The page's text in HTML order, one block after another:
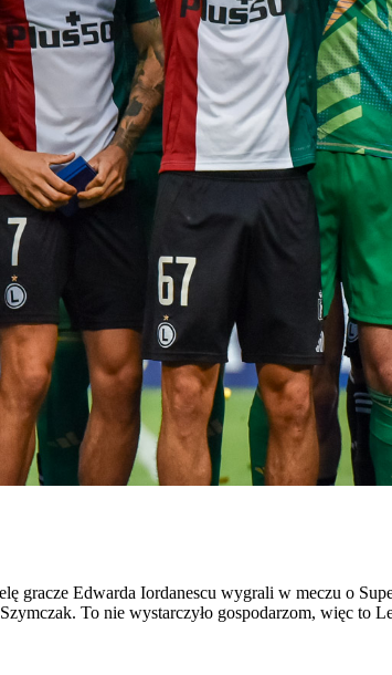
gracze Edwarda Iordanescu wygrali w meczu o
To nie wystarczyło gospodarzom, więc to